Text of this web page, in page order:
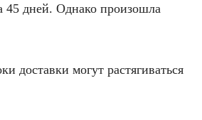
45 дней. Однако произошла
доставки могут растягиваться